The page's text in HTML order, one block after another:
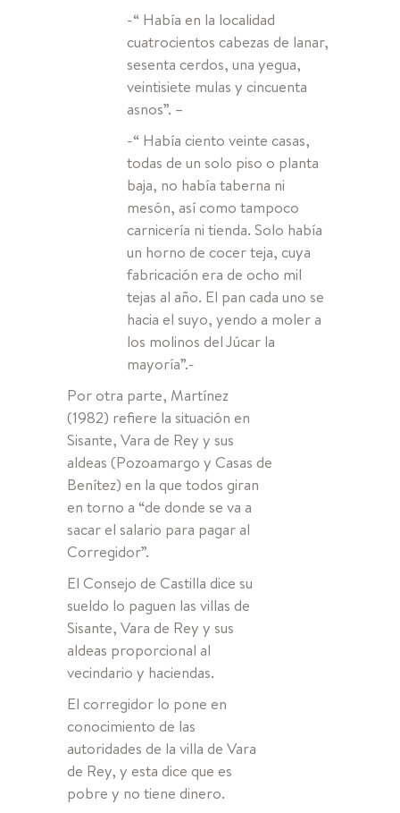
-“ Había en la localidad
cuatrocientos cabezas de lanar,
sesenta cerdos, una yegua,
veintisiete mulas y cincuenta
asnos”. –
-“ Había ciento veinte casas,
todas de un solo piso o planta
baja, no había taberna ni
mesón, así como tampoco
carnicería ni tienda. Solo había
un horno de cocer teja, cuya
fabricación era de ocho mil
tejas al año. El pan cada uno se
hacia el suyo, yendo a moler a
los molinos del Júcar la
mayoría”.-
Por otra parte, Martínez
(1982) refiere la situación en
Sisante, Vara de Rey y sus
aldeas (Pozoamargo y Casas de
Benítez) en la que todos giran
en torno a “de donde se va a
sacar el salario para pagar al
Corregidor”.
El Consejo de Castilla dice su
sueldo lo paguen las villas de
Sisante, Vara de Rey y sus
aldeas proporcional al
vecindario y haciendas.
El corregidor lo pone en
conocimiento de las
autoridades de la villa de Vara
de Rey, y esta dice que es
pobre y no tiene dinero.